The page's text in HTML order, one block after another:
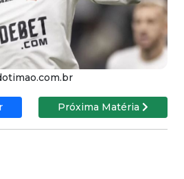
Próxima Matéria